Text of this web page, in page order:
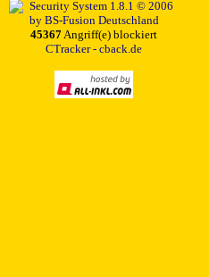
45367Angriff(e) blockiert
CTracker - cback.de